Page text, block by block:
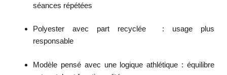
séances répétées
Polyester avec part recyclée : usage plus
responsable
Modèle pensé avec une logique athlétique : équilibre